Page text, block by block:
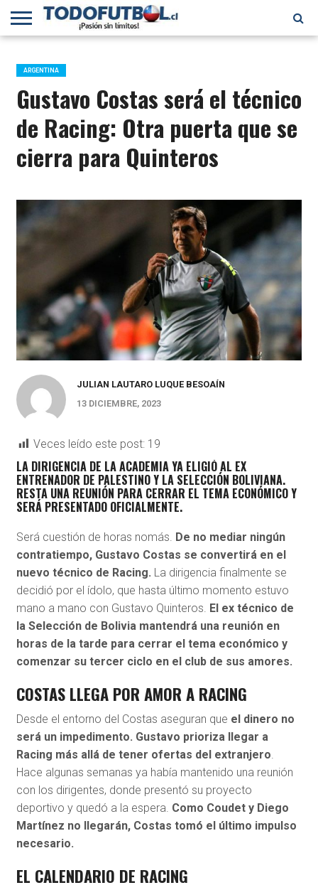
PRIMERA
B
SELECCIÓN
CHILENA
CHILENOS
EN EL
MUNDO
FÚTBOL
INTERNACIONAL
ARGENTINA
Gustavo Costas será el técnico
de Racing: Otra puerta que se
cierra para Quinteros
JULIAN LAUTARO LUQUE BESOAÍN
13 DICIEMBRE, 2023
Veces leído este post: 19
LA DIRIGENCIA DE LA ACADEMIA YA ELIGIÓ AL EX
ENTRENADOR DE PALESTINO Y LA SELECCIÓN BOLIVIANA.
RESTA UNA REUNIÓN PARA CERRAR EL TEMA ECONÓMICO Y
SERÁ PRESENTADO OFICIALMENTE.
Será cuestión de horas nomás. De no mediar ningún
contratiempo, Gustavo Costas se convertirá en el
nuevo técnico de Racing. La dirigencia finalmente se
decidió por el ídolo, que hasta último momento estuvo
mano a mano con Gustavo Quinteros. El ex técnico de
la Selección de Bolivia mantendrá una reunión en
horas de la tarde para cerrar el tema económico y
comenzar su tercer ciclo en el club de sus amores.
COSTAS LLEGA POR AMOR A RACING
Desde el entorno del Costas aseguran que el dinero no
será un impedimento. Gustavo prioriza llegar a
Racing más allá de tener ofertas del extranjero.
Hace algunas semanas ya había mantenido una reunión
con los dirigentes, donde presentó su proyecto
deportivo y quedó a la espera. Como Coudet y Diego
Martínez no llegarán, Costas tomó el último impulso
necesario.
EL CALENDARIO DE RACING